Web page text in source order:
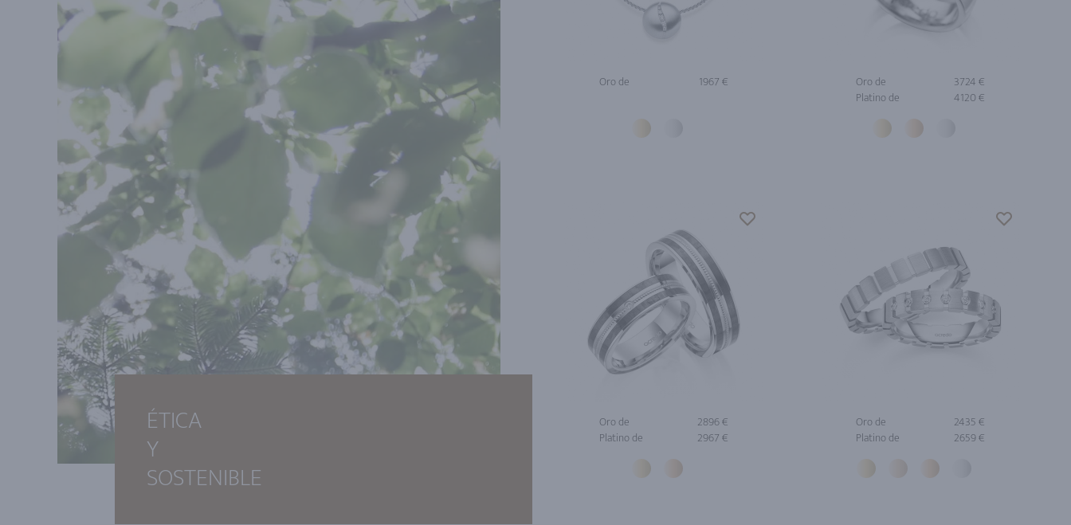
ÉTICA
Y
SOSTENIBLE
Oro de 1967 € Oro de
3724 €
Platino de
4120 €
Oro de
2896 €
Platino de
2967 €
Oro de
2435 €
Platino de
2659 €